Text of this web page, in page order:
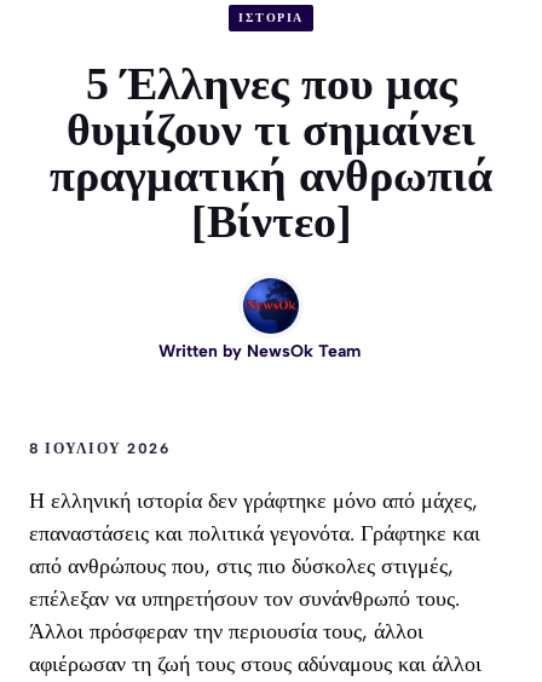
ΙΣΤΟΡΙΑ
5 Έλληνες που μας
θυμίζουν τι σημαίνει
πραγματική ανθρωπιά
[Βίντεο]
Written by NewsOk Team
8 ΙΟΥΛΊΟΥ 2026
Η ελληνική ιστορία δεν γράφτηκε μόνο από μάχες,
επαναστάσεις και πολιτικά γεγονότα. Γράφτηκε και
από ανθρώπους που, στις πιο δύσκολες στιγμές,
επέλεξαν να υπηρετήσουν τον συνάνθρωπό τους.
Άλλοι πρόσφεραν την περιουσία τους, άλλοι
αφιέρωσαν τη ζωή τους στους αδύναμους και άλλοι